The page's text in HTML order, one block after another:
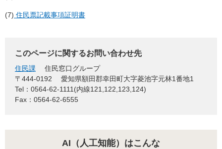
(7) 住民票記載事項証明書
このページに関するお問い合わせ先
住民課
住民窓口グループ
〒444-0192
愛知県額田郡幸田町大字菱池字元林1番地1
Tel：0564-62-1111(内線121,122,123,124)
Fax：0564-62-6555
AI（人工知能）はこんな